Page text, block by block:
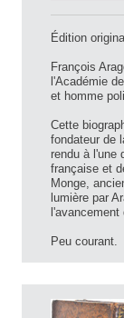
Édition
François
l'Académie
et homme
Cette
fondateur de
rendu à l'une
française et
Monge,
lumière par
l'avancement
Peu courant.